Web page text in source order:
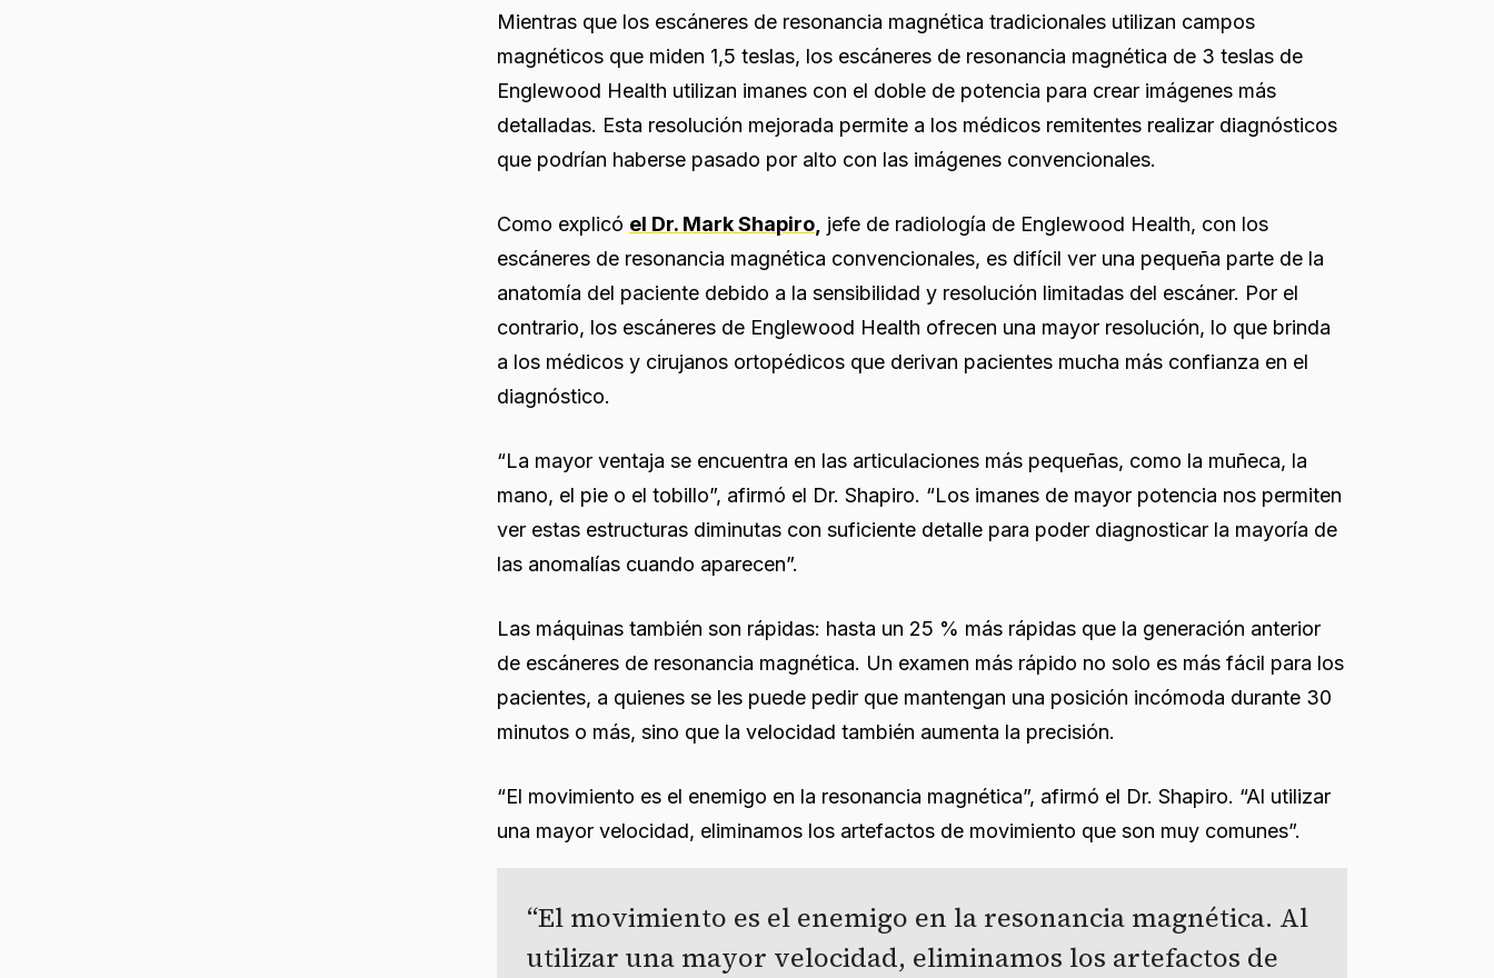
Mientras que los escáneres de resonancia magnética tradicionales utilizan campos
magnéticos que miden 1,5 teslas, los escáneres de resonancia magnética de 3 teslas de
Englewood Health utilizan imanes con el doble de potencia para crear imágenes más
detalladas. Esta resolución mejorada permite a los médicos remitentes realizar diagnósticos
que podrían haberse pasado por alto con las imágenes convencionales.
Como explicó el Dr. Mark Shapiro, jefe de radiología de Englewood Health, con los
escáneres de resonancia magnética convencionales, es difícil ver una pequeña parte de la
anatomía del paciente debido a la sensibilidad y resolución limitadas del escáner. Por el
contrario, los escáneres de Englewood Health ofrecen una mayor resolución, lo que brinda
a los médicos y cirujanos ortopédicos que derivan pacientes mucha más confianza en el
diagnóstico.
“La mayor ventaja se encuentra en las articulaciones más pequeñas, como la muñeca, la
mano, el pie o el tobillo”, afirmó el Dr. Shapiro. “Los imanes de mayor potencia nos permiten
ver estas estructuras diminutas con suficiente detalle para poder diagnosticar la mayoría de
las anomalías cuando aparecen”.
Las máquinas también son rápidas: hasta un 25 % más rápidas que la generación anterior
de escáneres de resonancia magnética. Un examen más rápido no solo es más fácil para los
pacientes, a quienes se les puede pedir que mantengan una posición incómoda durante 30
minutos o más, sino que la velocidad también aumenta la precisión.
“El movimiento es el enemigo en la resonancia magnética”, afirmó el Dr. Shapiro. “Al utilizar
una mayor velocidad, eliminamos los artefactos de movimiento que son muy comunes”.
El movimiento es el enemigo en la resonancia magnética. Al
utilizar una mayor velocidad, eliminamos los artefactos de